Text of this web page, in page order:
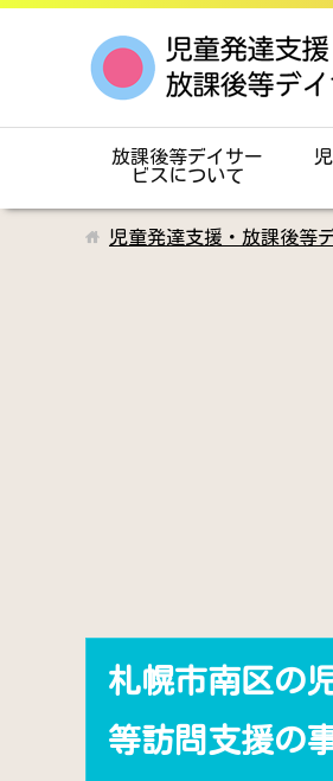
放課後等デイサー
ビスについて
児童発達支援・放課後等
札幌市南区の
等訪問支援の